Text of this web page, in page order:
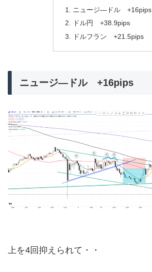
ニュージ―ドル +16pips
ドル円 +38.9pips
ドルフラン +21.5pips
ニュージ―ドル +16pips
上を4回抑えられて・・